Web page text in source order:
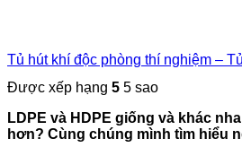
Tủ hút khí độc phòng thí nghiệm –
Được xếp hạng 5 5 sao
LDPE và HDPE giống và khác
hơn? Cùng chúng mình tìm hiểu